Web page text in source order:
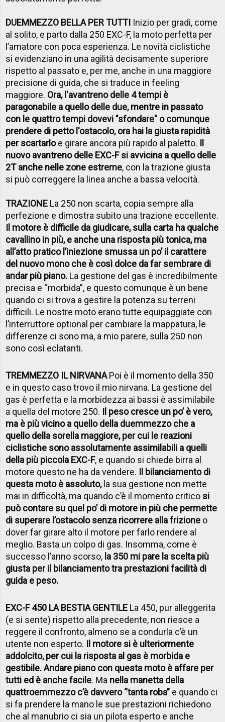
DUEMMEZZO BELLA PER TUTTI Inizio per gradi, come
al solito, e parto dalla 250 EXC-F, la moto perfetta per
l’amatore con poca esperienza. Le novità ciclistiche
si evidenziano in una agilità decisamente superiore
rispetto al passato e, per me, anche in una maggiore
precisione di guida, che si traduce in feeling
maggiore. Ora, l'avantreno delle 4 tempi è
paragonabile a quello delle due, mentre in passato
con le quattro tempi dovevi "sfondare" o comunque
prendere di petto l'ostacolo, ora hai la giusta rapidità
per scartarloe girare ancora più rapido al paletto. Il
nuovo avantreno delle EXC-F si avvicina a quello delle
2T anche nelle zone estreme, con la trazione giusta
si può correggere la linea anche a bassa velocità.
TRAZIONE La 250 non scarta, copia sempre alla
perfezione e dimostra subito una trazione eccellente.
Il motore è difficile da giudicare, sulla carta ha qualche
cavallino in più, e anche una risposta più tonica, ma
all’atto pratico l’iniezione smussa un po’ il carattere
del nuovo mono che è così dolce da far sembrare di
andar più piano. La gestione del gas è incredibilmente
precisa e “morbida”, e questo comunque è un bene
quando ci si trova a gestire la potenza su terreni
difficili. Le nostre moto erano tutte equipaggiate con
l’interruttore optional per cambiare la mappatura, le
differenze ci sono ma, a mio parere, sulla 250 non
sono così eclatanti.
TREMMEZZO IL NIRVANAPoi è il momento della 350
e in questo caso trovo il mio nirvana. La gestione del
gas è perfetta e la morbidezza ai bassi è assimilabile
a quella del motore 250. Il peso cresce un po’ è vero,
ma è più vicino a quello della duemmezzo che a
quello della sorella maggiore, per cui le reazioni
ciclistiche sono assolutamente assimilabili a quelli
della più piccola EXC-F, e quando si chiede birra al
motore questo ne ha da vendere. Il bilanciamento di
questa moto è assoluto,la sua gestione non mette
mai in difficoltà, ma quando c’è il momento critico si
può contare su quel po’ di motore in più che permette
di superare l’ostacolo senza ricorrere alla frizione o
dover far girare alto il motore per farlo rendere al
meglio. Basta un colpo di gas. Insomma, come è
successo l’anno scorso, la 350 mi pare la scelta più
giusta per il bilanciamento tra prestazioni facilità di
guida e peso.
EXC-F 450 LA BESTIA GENTILE La 450, pur alleggerita
(e si sente) rispetto alla precedente, non riesce a
reggere il confronto, almeno se a condurla c’è un
utente non esperto. Il motore si è ulteriormente
addolcito, per cui la risposta al gas è morbida e
gestibile. Andare piano con questa moto è affare per
tutti ed è anche facile. Ma nella manetta della
quattroemmezzo c’è davvero “tanta roba” e quando ci
si fa prendere la mano le sue prestazioni richiedono
che al manubrio ci sia un pilota esperto e anche